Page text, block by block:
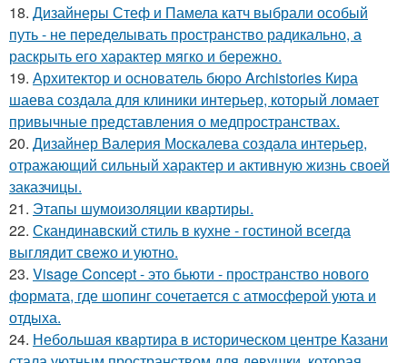
18. Дизайнеры Стеф и Памела катч выбрали особый
путь - не переделывать пространство радикально, а
раскрыть его характер мягко и бережно.
19. Архитектор и основатель бюро Archistories Кира
шаева создала для клиники интерьер, который ломает
привычные представления о медпространствах.
20. Дизайнер Валерия Москалева создала интерьер,
отражающий сильный характер и активную жизнь своей
заказчицы.
21. Этапы шумоизоляции квартиры.
22. Скандинавский стиль в кухне - гостиной всегда
выглядит свежо и уютно.
23. Visage Concept - это бьюти - пространство нового
формата, где шопинг сочетается с атмосферой уюта и
отдыха.
24. Небольшая квартира в историческом центре Казани